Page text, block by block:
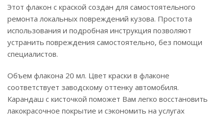
Этот флакон с краской создан для самостоятельного
ремонта локальных повреждений кузова. Простота
использования и подробная инструкция позволяют
устранить повреждения самостоятельно, без помощи
специалистов.
Объем флакона 20 мл. Цвет краски в флаконе
соответствует заводскому оттенку автомобиля.
Карандаш с кисточкой поможет Вам легко восстановить
лакокрасочное покрытие и сэкономить на услугах